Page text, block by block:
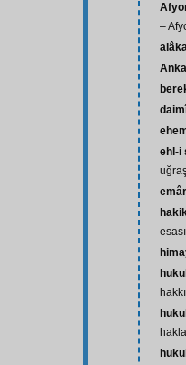
–
ehl-i
esası
hakkı